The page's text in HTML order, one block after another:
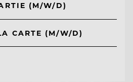
(M/W/D)
CARTE (M/W/D)